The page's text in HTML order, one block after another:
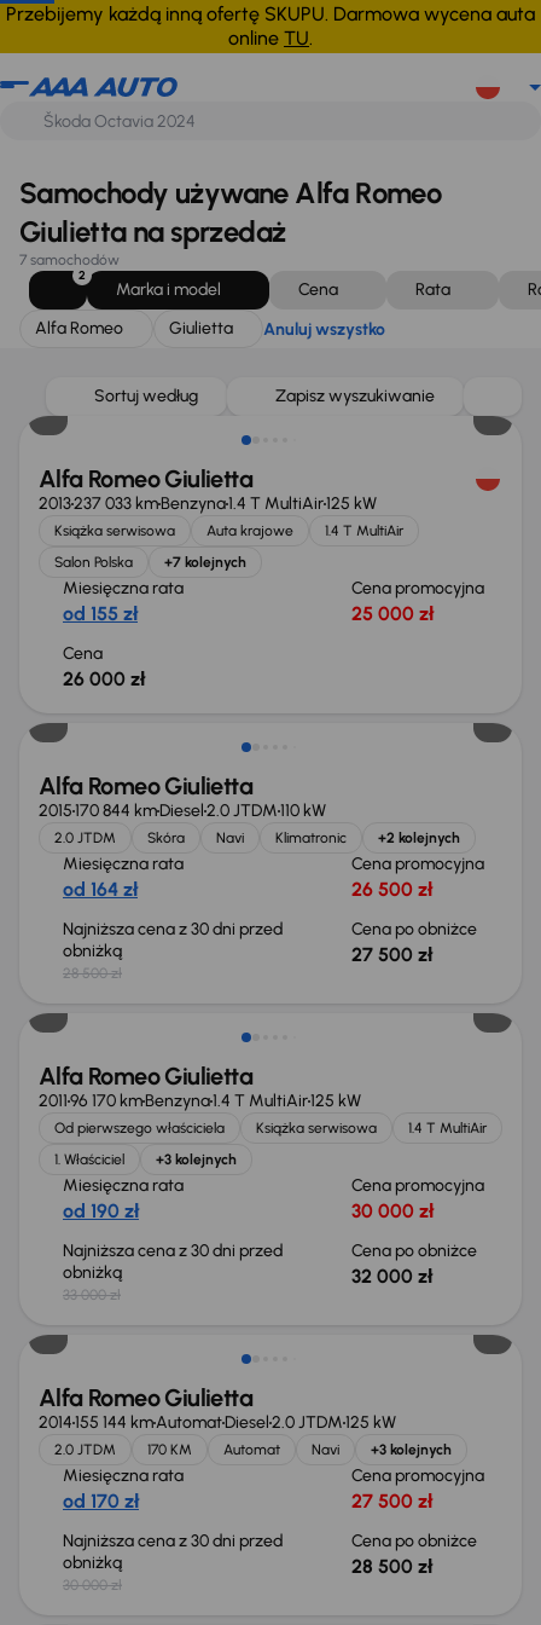
Przebijemy każdą inną ofertę SKUPU. Darmowa wycena auta
online TU.
Alfa Romeo Giulietta Anuluj wszystko
Samochody używane Alfa Romeo
Giulietta na sprzedaż
7 samochodów
2
Marka i model Cena Rata
Alfa Romeo
Giulietta Anuluj wszystko
Sortuj według Zapisz wyszukiwanie
Świeżo skupione
Alfa Romeo Giulietta
2013237 033 kmBenzyna1.4 T MultiAir125 kW
Książka serwisowa Auta krajowe
1.4 T MultiAir
Salon Polska
+7 kolejnych
Miesięczna rata
od 155 zł
Cena promocyjna
25 000 zł
Cena
26 000 zł
Taniej o 1 000 zł
Alfa Romeo Giulietta
2015170 844 kmDiesel2.0 JTDM110 kW
2.0 JTDM Skóra Navi Klimatronic +2 kolejnych
Miesięczna rata
od 164 zł
Cena promocyjna
26 500 zł
Najniższa cena z 30 dni przed
obniżką
28 500 zł
Cena po obniżce
27 500 zł
Taniej o 1 000 zł
Alfa Romeo Giulietta
201196 170 kmBenzyna1.4 T MultiAir125 kW
Od pierwszego właściciela Książka serwisowa
1.4 T MultiAir
1. Właściciel
+3 kolejnych
Miesięczna rata
od 190 zł
Cena promocyjna
30 000 zł
Najniższa cena z 30 dni przed
obniżką
33 000 zł
Cena po obniżce
32 000 zł
Taniej o 1 500 zł
Alfa Romeo Giulietta
2014155 144 kmAutomatDiesel2.0 JTDM125 kW
2.0 JTDM 170 KM Automat Navi +3 kolejnych
Miesięczna rata
od 170 zł
Cena promocyjna
27 500 zł
Najniższa cena z 30 dni przed
obniżką
30 000 zł
Cena po obniżce
28 500 zł
Świeżo skupione